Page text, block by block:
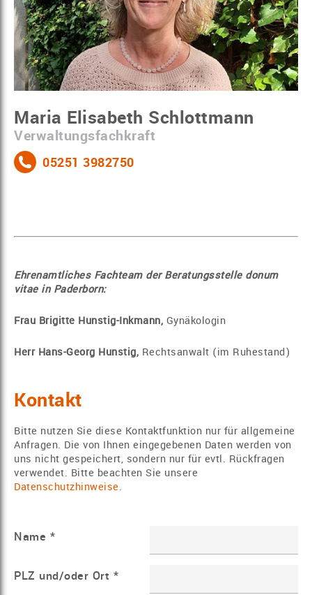
Maria Elisabeth Schlottmann
Verwaltungsfachkraft
05251 3982750
Ehrenamtliches Fachteam der Beratungsstelle donum
vitae in Paderborn:
Frau Brigitte Hunstig-Inkmann, Gynäkologin
Herr Hans-Georg Hunstig, Rechtsanwalt (im Ruhestand)
Kontakt
Bitte nutzen Sie diese Kontaktfunktion nur für allgemeine
Anfragen. Die von Ihnen eingegebenen Daten werden von
uns nicht gespeichert, sondern nur für evtl. Rückfragen
verwendet. Bitte beachten Sie unsere
Datenschutzhinweise.
Name *
PLZ und/oder Ort *